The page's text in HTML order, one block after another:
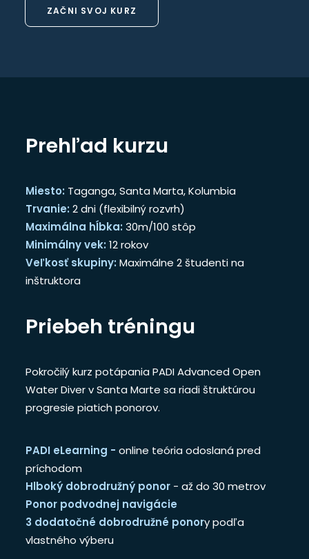
ZAČNI SVOJ KURZ
Prehľad kurzu
Miesto: Taganga, Santa Marta, Kolumbia
Trvanie: 2 dni (flexibilný rozvrh)
Maximálna hĺbka: 30m/100 stôp
Minimálny vek: 12 rokov
Veľkosť skupiny: Maximálne 2 študenti na
inštruktora
Priebeh tréningu
Pokročilý kurz potápania PADI Advanced Open
Water Diver v Santa Marte sa riadi štruktúrou
progresie piatich ponorov.
PADI eLearning - online teória odoslaná pred
príchodom
Hlboký dobrodružný ponor - až do 30 metrov
Ponor podvodnej navigácie
3 dodatočné dobrodružné ponory podľa
vlastného výberu